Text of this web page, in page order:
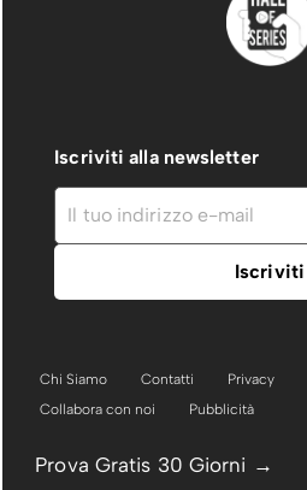
Iscriviti alla newsletter
Chi Siamo Contatti Privacy
Collabora con noi
Pubblicità
Prova Gratis 30 Giorni →